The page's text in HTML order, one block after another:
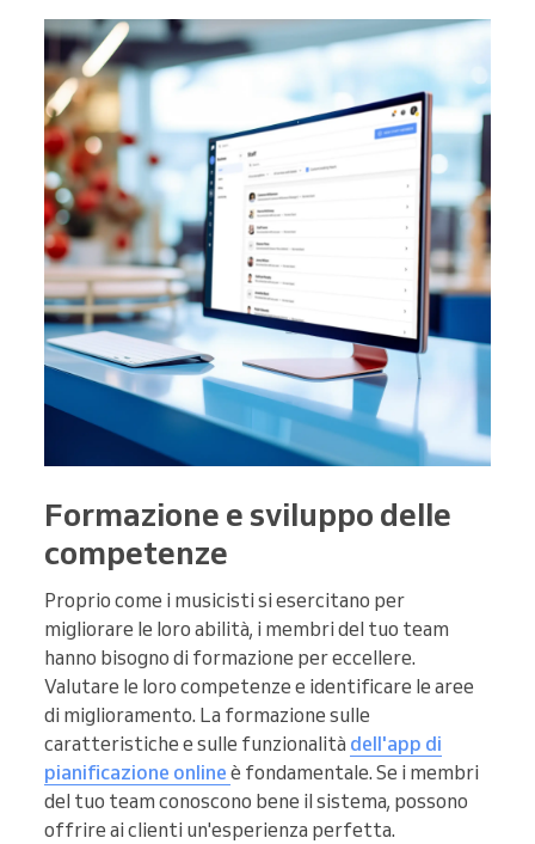
Formazione e sviluppo delle
competenze
Proprio come i musicisti si esercitano per
migliorare le loro abilità, i membri del tuo team
hanno bisogno di formazione per eccellere.
Valutare le loro competenze e identificare le aree
di miglioramento. La formazione sulle
caratteristiche e sulle funzionalità dell'app di
pianificazione online è fondamentale. Se i membri
del tuo team conoscono bene il sistema, possono
offrire ai clienti un'esperienza perfetta.